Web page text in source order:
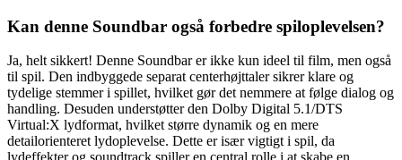
Kan denne Soundbar også forbedre spiloplevelsen?
Ja, helt sikkert! Denne Soundbar er ikke kun ideel til film, men også
til spil. Den indbyggede separat centerhøjttaler sikrer klare og
tydelige stemmer i spillet, hvilket gør det nemmere at følge dialog og
handling. Desuden understøtter den Dolby Digital 5.1/DTS
Virtual:X lydformat, hvilket større dynamik og en mere
detailorienteret lydoplevelse. Dette er især vigtigt i spil, da